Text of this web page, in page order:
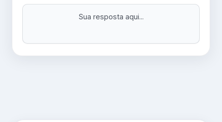
Sua resposta aqui...